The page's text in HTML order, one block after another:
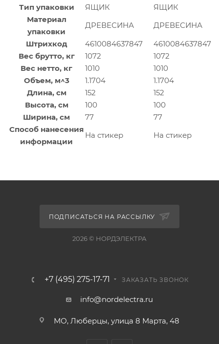
Тип упаковки
ЯЩИК
ЯЩИК
Материал
упаковки
ДРЕВЕСИНА
ДРЕВЕСИНА
Штрихкод
4610084637847
4610084637847
Вес брутто, кг
1072
1072
Вес нетто, кг
1010
1010
Объем, м^3
1.1704
1.1704
Длина, см
152
152
Высота, см
100
100
Ширина, см
77
77
Способ нанесения
информации
На стикер На стикер
ПОДПИСАТЬСЯ НА РАССЫЛКУ
2026 © НОРДЭЛЕКТРА
+7 (495) 275-17-71 ЗАКАЗАТЬ ЗВОНОК
info@nordelectra.ru
МО, Люберцы, улица 8 Марта, 48